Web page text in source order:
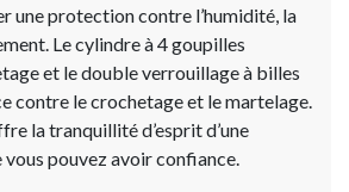
une protection contre l’humidité, la
Le cylindre à 4 goupilles
et le double verrouillage à billes
contre le crochetage et le martelage.
la tranquillité d’esprit d’une
vous pouvez avoir confiance.